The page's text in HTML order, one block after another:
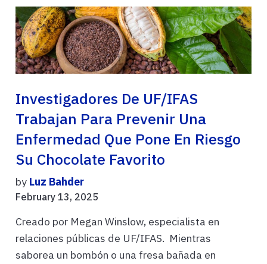
Investigadores De UF/IFAS
Trabajan Para Prevenir Una
Enfermedad Que Pone En Riesgo
Su Chocolate Favorito
by Luz Bahder
February 13, 2025
Creado por Megan Winslow, especialista en
relaciones públicas de UF/IFAS. Mientras
saborea un bombón o una fresa bañada en